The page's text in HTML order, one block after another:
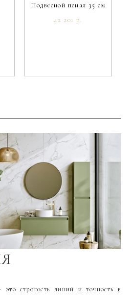
Подвесной пенал 35 см
42 201 р.
строгость линий и точность в